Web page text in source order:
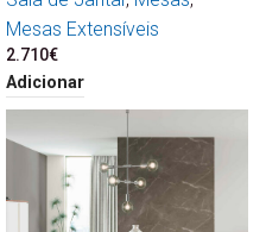
Mesas Extensíveis
2.710€
Adicionar